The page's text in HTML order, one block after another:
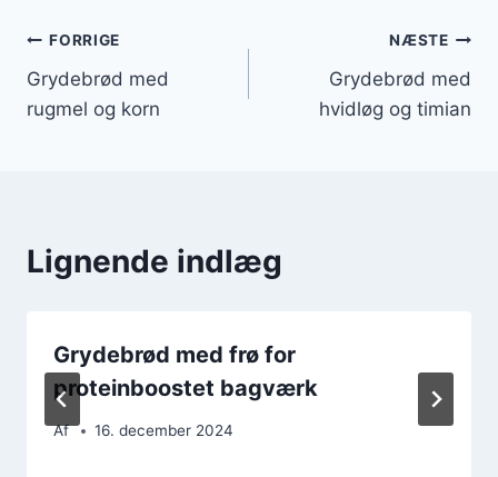
Indlægsnavigation
FORRIGE
Grydebrød med
rugmel og korn
NÆSTE
Grydebrød med
hvidløg og timian
Lignende indlæg
Grydebrød med frø for
proteinboostet bagværk
Af 16. december 2024